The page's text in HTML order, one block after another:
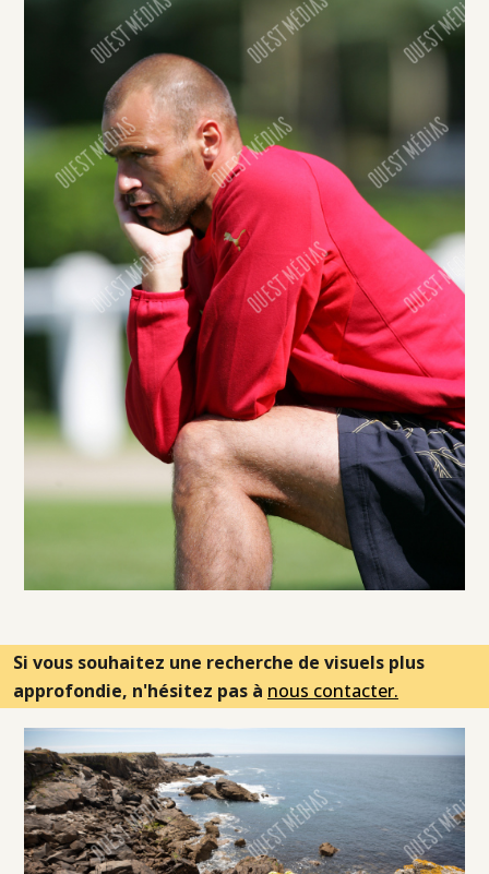
Si vous souhaitez une recherche de visuels plus
approfondie, n'hésitez pas à nous contacter.